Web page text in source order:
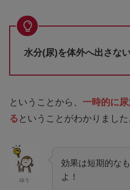
水分(尿)を体外へ出さな
ということから、 一時的に
る ということがわかりました
ゆう
効果は短期的な
よ！